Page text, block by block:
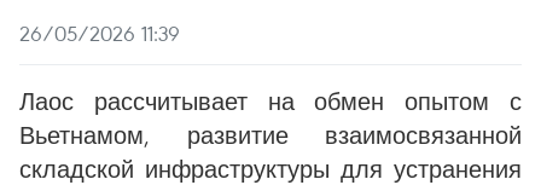
26/05/2026 11:39
Лаос рассчитывает на обмен опытом с
Вьетнамом, развитие взаимосвязанной
складской инфраструктуры для устранения